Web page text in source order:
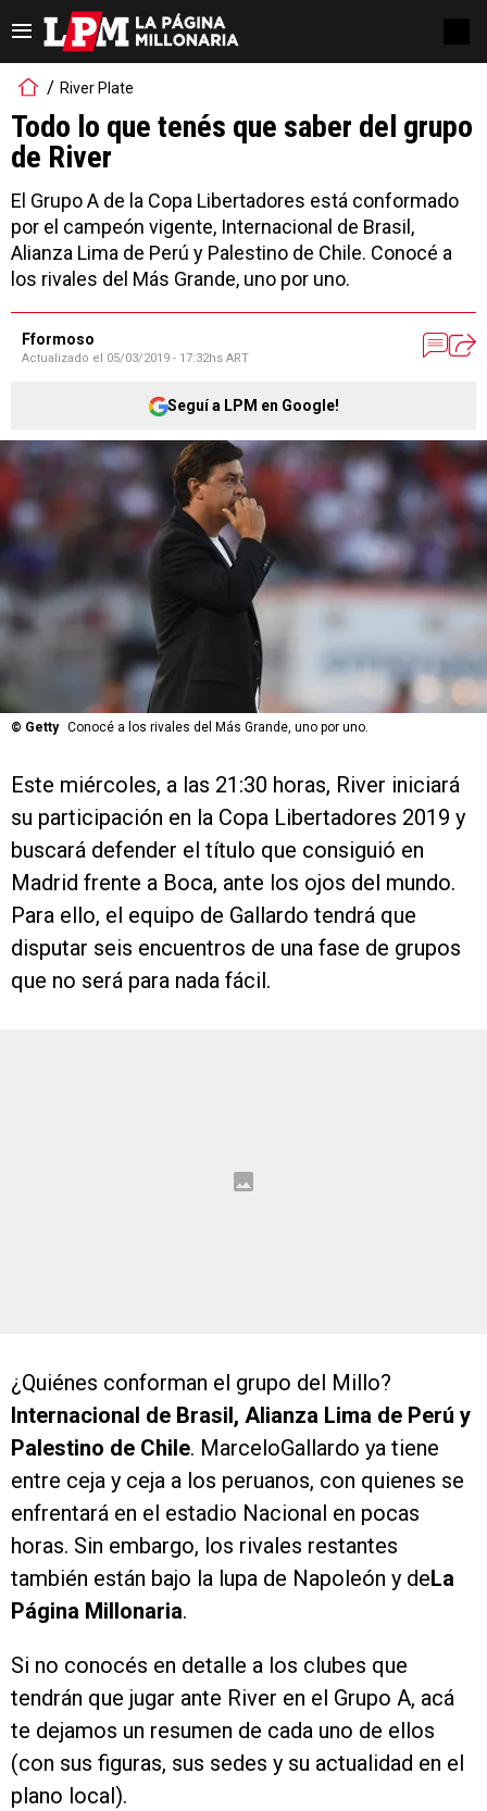
River Plate
Todo lo que tenés que saber del grupo
de River
El Grupo A de la Copa Libertadores está conformado
por el campeón vigente, Internacional de Brasil,
Alianza Lima de Perú y Palestino de Chile. Conocé a
los rivales del Más Grande, uno por uno.
Fformoso
Actualizado el 05/03/2019 - 17:32hs ART
Seguí a LPM en Google!
© Getty Conocé a los rivales del Más Grande, uno por uno.
Este miércoles, a las 21:30 horas, River iniciará
su participación en la Copa Libertadores 2019 y
buscará defender el título que consiguió en
Madrid frente a Boca, ante los ojos del mundo.
Para ello, el equipo de Gallardo tendrá que
disputar seis encuentros de una fase de grupos
que no será para nada fácil.
¿Quiénes conforman el grupo del Millo?
Internacional de Brasil, Alianza Lima de Perú y
Palestino de Chile. MarceloGallardo ya tiene
entre ceja y ceja a los peruanos, con quienes se
enfrentará en el estadio Nacional en pocas
horas. Sin embargo, los rivales restantes
también están bajo la lupa de Napoleón y deLa
Página Millonaria.
Si no conocés en detalle a los clubes que
tendrán que jugar ante River en el Grupo A, acá
te dejamos un resumen de cada uno de ellos
(con sus figuras, sus sedes y su actualidad en el
plano local).